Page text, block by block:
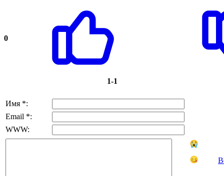
0
1-1
Имя *:
Email *:
WWW: